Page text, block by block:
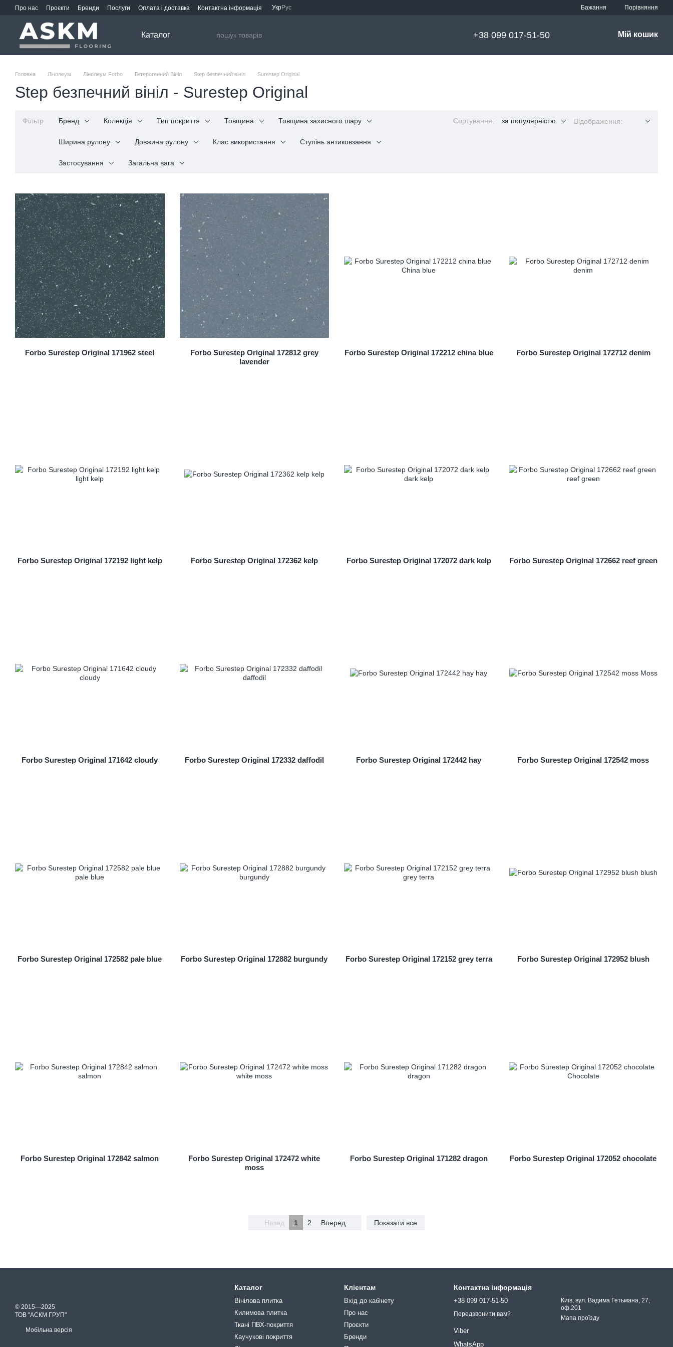
Перейти до основного контенту
Про нас Проєкти Бренди Послуги Оплата і доставка Контактна інформація УкрРус Бажання Порівняння
Каталог +38 099 017-51-50 Мій кошик
Головна Лінолеум Лінолеум Forbo Гетерогенний Вініл Step безпечний вініл Surestep Original
Step безпечний вініл - Surestep Original
Фільтр Бренд Колекція Тип покриття Товщина Товщина захисного шару
Ширина рулону Довжина рулону Клас використання Ступінь антиковзання
Застосування Загальна вага
Сортування: за популярністю Відображення:
Forbo Surestep Original 171962 steel
Forbo Surestep Original 172812 grey
lavender
Forbo Surestep Original 172212 china blue Forbo Surestep Original 172712 denim
Forbo Surestep Original 172192 light kelp Forbo Surestep Original 172362 kelp Forbo Surestep Original 172072 dark kelp Forbo Surestep Original 172662 reef green
Forbo Surestep Original 171642 cloudy Forbo Surestep Original 172332 daffodil Forbo Surestep Original 172442 hay Forbo Surestep Original 172542 moss
Forbo Surestep Original 172582 pale blue Forbo Surestep Original 172882 burgundy Forbo Surestep Original 172152 grey terra Forbo Surestep Original 172952 blush
Forbo Surestep Original 172842 salmon
Forbo Surestep Original 172472 white
moss
Forbo Surestep Original 171282 dragon Forbo Surestep Original 172052 chocolate
Назад 1 2 Вперед Показати все
© 2015—2025
ТОВ "АСКМ ГРУП"
Мобільна версія
Каталог
Вінілова плитка
Килимова плитка
Ткані ПВХ-покриття
Каучукові покриття
Клієнтам
Вхід до кабінету
Про нас
Проєкти
Бренди
Контактна інформація
+38 099 017-51-50
Передзвонити вам?
Viber
WhatsApp
Київ, вул. Вадима Гетьмана, 27,
оф.201
Мапа проїзду